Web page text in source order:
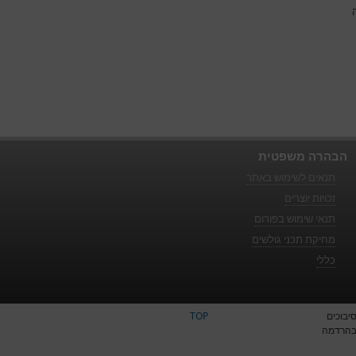
הבהרה משפטית
זכויות יוצרים
תנאי שימוש בפורום
מחיקת תכני גולשים
כללי
סיבוכים
בהרדמה
TOP